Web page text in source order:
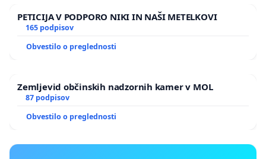
PETICIJA V PODPORO NIKI IN NAŠI METELKOVI
165 podpisov
Obvestilo o preglednosti
Zemljevid občinskih nadzornih kamer v MOL
87 podpisov
Obvestilo o preglednosti